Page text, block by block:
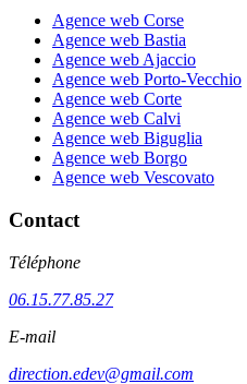
Agence web Corse
Agence web Bastia
Agence web Ajaccio
Agence web Porto-Vecchio
Agence web Corte
Agence web Calvi
Agence web Biguglia
Agence web Borgo
Agence web Vescovato
Contact
Téléphone
06.15.77.85.27
E-mail
direction.edev@gmail.com